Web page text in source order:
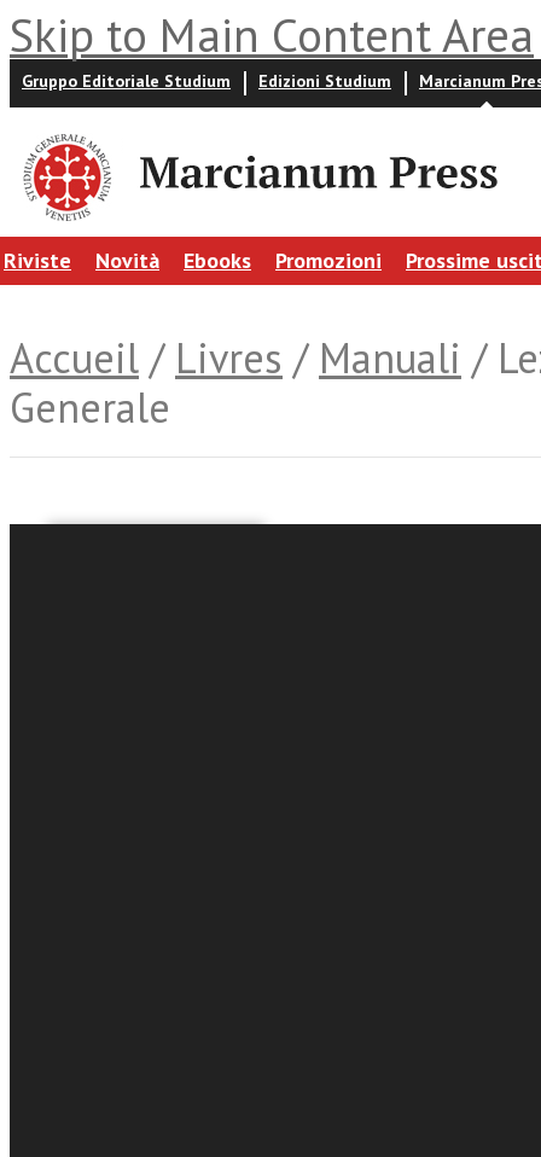
Skip to Main Content Area
Gruppo Editoriale Studium Edizioni Studium Marcianum
Riviste Novità Ebooks Promozioni Prossime
Accueil / Livres / Manuali /
Generale